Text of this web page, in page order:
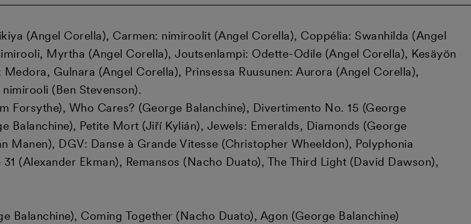
(Angel Corella), Carmen: nimiroolit (Angel Corella), Coppélia: Swanhilda (Angel
Myrtha (Angel Corella), Joutsenlampi: Odette-Odile (Angel Corella), Kesäyön
Gulnara (Angel Corella), Prinsessa Ruusunen: Aurora (Angel Corella),
(Ben Stevenson).
Forsythe), Who Cares? (George Balanchine), Divertimento No. 15 (George
Balanchine), Petite Mort (Jiří Kylián), Jewels: Emeralds, Diamonds (George
Manen), DGV: Danse à Grande Vitesse (Christopher Wheeldon), Polyphonia
(Alexander Ekman), Remansos (Nacho Duato), The Third Light (David Dawson),
Balanchine), Coming Together (Nacho Duato), Agon (George Balanchine)